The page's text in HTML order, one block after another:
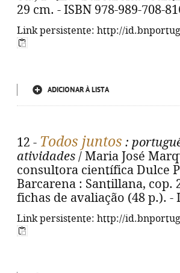
29 cm. - ISBN 978-989-708-
Link persistente: http://
ADICIONAR À LISTA
12 - Todos juntos :
atividades / Maria José
consultora científica Dulce
Barcarena : Santillana, cop.
fichas de avaliação (48 p.). -
Link persistente: http://